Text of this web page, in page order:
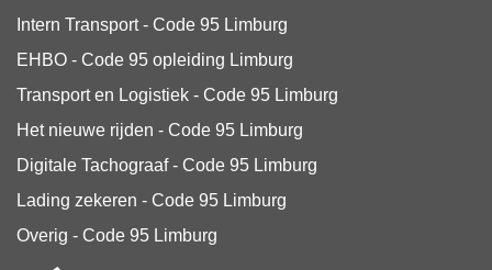
Intern Transport - Code 95 Limburg
EHBO - Code 95 opleiding Limburg
Transport en Logistiek - Code 95 Limburg
Het nieuwe rijden - Code 95 Limburg
Digitale Tachograaf - Code 95 Limburg
Lading zekeren - Code 95 Limburg
Overig - Code 95 Limburg